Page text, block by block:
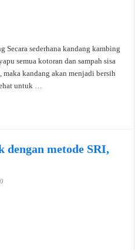
Secara sederhana kandang kambing
semua kotoran dan sampah sisa
kandang akan menjadi bersih
untuk …
dengan metode SRI,
0